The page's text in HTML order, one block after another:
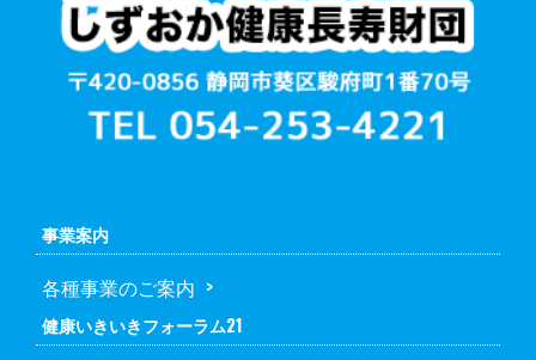
事業案内
各種事業のご案内
健康いきいきフォーラム21